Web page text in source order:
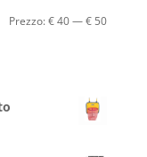
Prezzo
Prezzo
Prezzo:€ 40—€ 50